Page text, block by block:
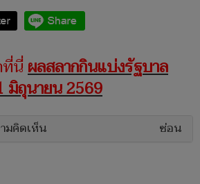
ที่นี่ผลสลากกินแบ่งรัฐบาล
มิถุนายน 2569
มคิดเห็น ซ่อน